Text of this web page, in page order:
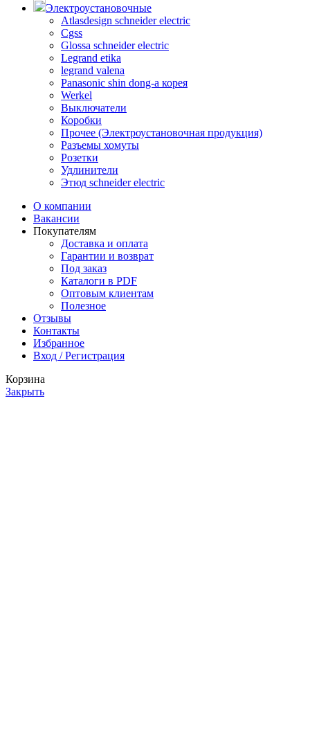
Электроустановочные
Atlasdesign schneider electric
Cgss
Glossa schneider electric
Legrand etika
legrand valena
Panasonic shin dong-a корея
Werkel
Выключатели
Коробки
Прочее (Электроустановочная продукция)
Разъемы хомуты
Розетки
Удлинители
Этюд schneider electric
О компании
Вакансии
Покупателям
Доставка и оплата
Гарантии и возврат
Под заказ
Каталоги в PDF
Оптовым клиентам
Полезное
Отзывы
Контакты
Избранное
Вход / Регистрация
Корзина
Закрыть